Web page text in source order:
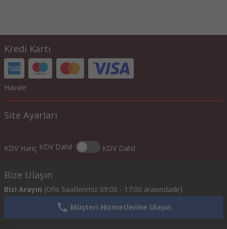
Kredi Kartı
Havale
Site Ayarları
KDV Hariç KDV Dahil KDV Dahil
Bize Ulaşın
Bizi Arayın (Ofis Saatlerimiz 09:00 - 17:00 arasındadır)
Müşteri Hizmetlerine Ulaşın